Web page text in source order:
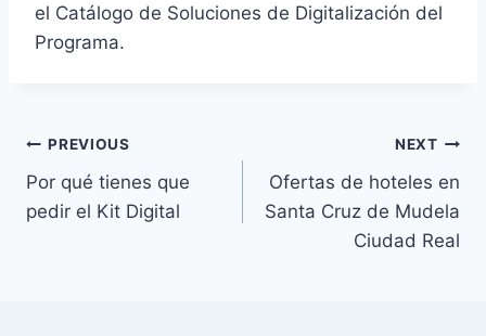
el Catálogo de Soluciones de Digitalización del
Programa.
Post
navigation
PREVIOUS
Por qué tienes que
pedir el Kit Digital
NEXT
Ofertas de hoteles en
Santa Cruz de Mudela
Ciudad Real